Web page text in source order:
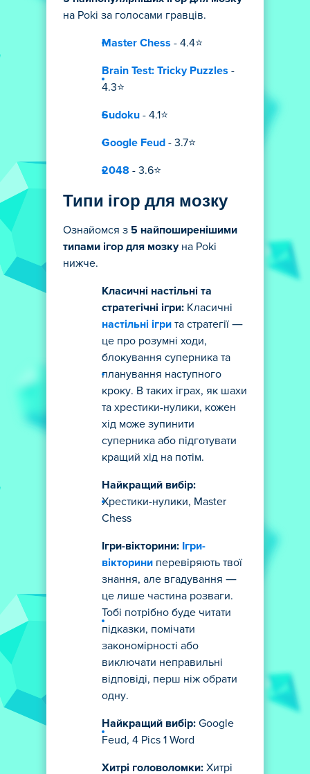
на Poki за голосами гравців.
Master Chess - 4.4⭐
Brain Test: Tricky Puzzles -
4.3⭐
Sudoku - 4.1⭐
Google Feud - 3.7⭐
2048 - 3.6⭐
Типи ігор для мозку
Ознайомся з 5 найпоширенішими
типами ігор для мозкуна Poki
нижче.
Класичні настільні та
стратегічні ігри: Класичні
настільні ігри та стратегії —
це про розумні ходи,
блокування суперника та
планування наступного
кроку. В таких іграх, як шахи
та хрестики-нулики, кожен
хід може зупинити
суперника або підготувати
кращий хід на потім.
Найкращий вибір:
Хрестики-нулики, Master
Chess
Ігри-вікторини: Ігри-
вікторини перевіряють твої
знання, але вгадування —
це лише частина розваги.
Тобі потрібно буде читати
підказки, помічати
закономірності або
виключати неправильні
відповіді, перш ніж обрати
одну.
Найкращий вибір: Google
Feud, 4 Pics 1 Word
Хитрі головоломки: Хитрі